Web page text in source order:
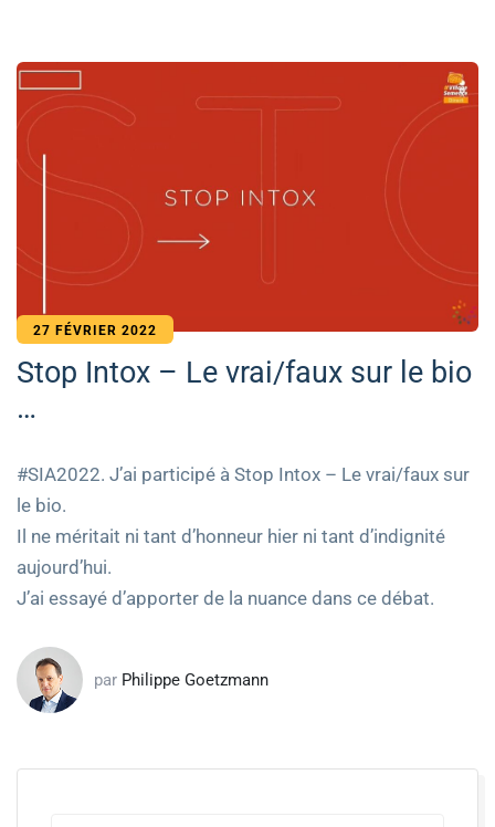
27 FÉVRIER 2022
Stop Intox – Le vrai/faux sur le bio
…
#SIA2022. J’ai participé à Stop Intox – Le vrai/faux sur
le bio.
Il ne méritait ni tant d’honneur hier ni tant d’indignité
aujourd’hui.
J’ai essayé d’apporter de la nuance dans ce débat.
par Philippe Goetzmann